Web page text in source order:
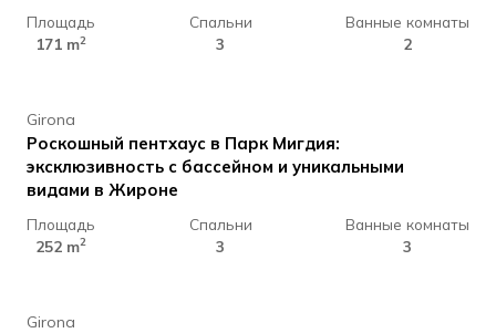
Площадь
171 m2
Спальни
3
Ванные комнаты
2
1.700.000 €
Girona
Роскошный пентхаус в Парк Мигдия:
эксклюзивность с бассейном и уникальными
видами в Жироне
Площадь
252 m2
Спальни
3
Ванные комнаты
3
210.000 €
Girona